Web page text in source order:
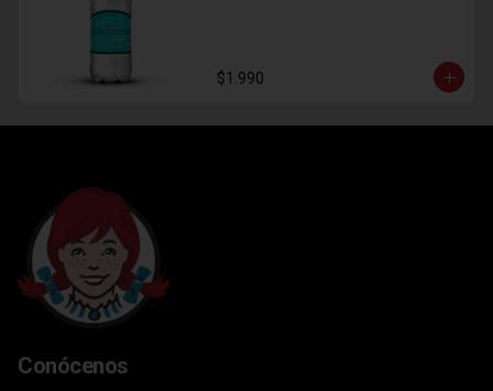
$1.990
Conócenos